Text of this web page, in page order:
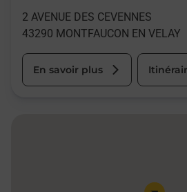
2 AVENUE DES CEVENNES
43290 MONTFAUCON EN VELAY
En savoir plus
Pin de la carte